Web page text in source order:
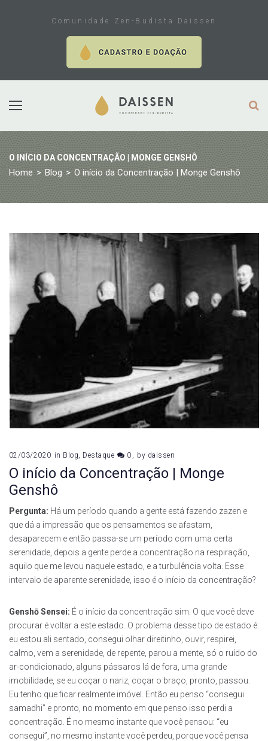
Comunidade Zen-Budista Daissen
O INÍCIO DA CONCENTRAÇÃO | MONGE GENSHÔ
Home > Blog > O início da Concentração | Monge Genshô
02/03/2020 in Blog Destaque 0 by daissen
O início da Concentração | Monge
Genshô
Pergunta: Há um período quando a gente está fazendo zazen e
que dá a impressão que os pensamentos se afastam,
desaparecem e então passa-se um período com uma certa
serenidade, depois a gente perde a concentração na respiração,
aquilo que me levou naquele estado, e a turbulência volta. Esse
intervalo de aparente serenidade, isso é o início da concentração?
Genshō Sensei: É o início da concentração sim. O que você deve
procurar é voltar a este estado. O problema desse tipo de estado é:
eu estou ali sentado, consegui olhar direitinho, ouvir, respirei,
calmo, vem a serenidade, de repente, parou a mente, só o ruído do
ar-condicionado, alguns pássaros lá de fora, uma grande
imobilidade, se eu coçar o nariz, coçar o braço, pronto, passou.
Eu tenho que ficar realmente imóvel. Então eu penso “consegui
samadhi” e pronto, no momento em que penso isso perdi a
concentração. É no mesmo instante que você pensou: “eu
consegui”, no mesmo instante você perdeu, porque você pensa